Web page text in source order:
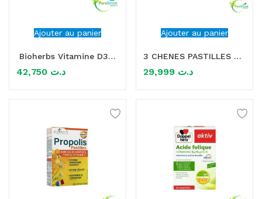
médical)
Ajouter au panier
Bioherbs Vitamine D3+K2 60G
د.ت
Ajouter au panier
3 CHENES PASTILLES A LA PROPOLIS 40 PASTILLES
د.ت